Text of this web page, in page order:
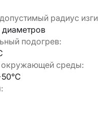
радиус
подогрев:
среды: